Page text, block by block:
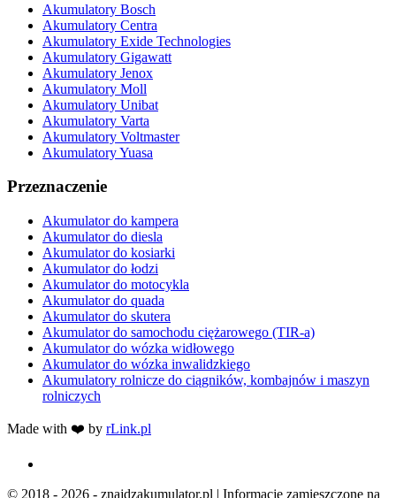
Akumulatory Bosch
Akumulatory Centra
Akumulatory Exide Technologies
Akumulatory Gigawatt
Akumulatory Jenox
Akumulatory Moll
Akumulatory Unibat
Akumulatory Varta
Akumulatory Voltmaster
Akumulatory Yuasa
Przeznaczenie
Akumulator do kampera
Akumulator do diesla
Akumulator do kosiarki
Akumulator do łodzi
Akumulator do motocykla
Akumulator do quada
Akumulator do skutera
Akumulator do samochodu ciężarowego (TIR-a)
Akumulator do wózka widłowego
Akumulator do wózka inwalidzkiego
Akumulatory rolnicze do ciągników, kombajnów i maszyn
rolniczych
Made with ❤️ by rLink.pl
© 2018 - 2026 - znajdzakumulator.pl | Informacje zamieszczone na